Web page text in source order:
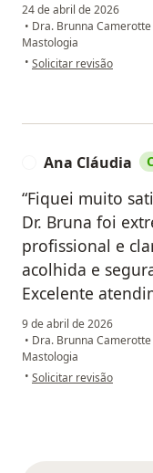
24 de abril de 2026
• Dra. Brunna
Mastologia
• na opinião do utilizador
Solicitar revisão
Ana Cláudia
“Fiquei muito
Dr. Bruna foi
profissional e
acolhida e
Excelente
9 de abril de 2026
• Dra. Brunna
Mastologia
• na opinião do utilizador
Solicitar revisão